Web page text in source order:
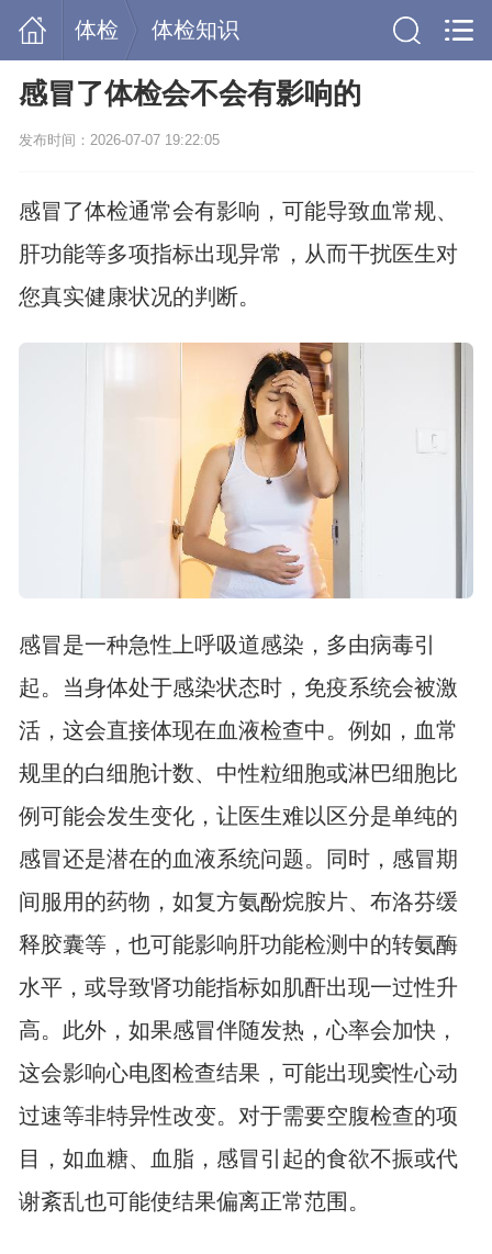
体检 体检知识
感冒了体检会不会有影响的
发布时间：2026-07-07 19:22:05
感冒了体检通常会有影响，可能导致血常规、
肝功能等多项指标出现异常，从而干扰医生对
您真实健康状况的判断。
感冒是一种急性上呼吸道感染，多由病毒引
起。当身体处于感染状态时，免疫系统会被激
活，这会直接体现在血液检查中。例如，血常
规里的白细胞计数、中性粒细胞或淋巴细胞比
例可能会发生变化，让医生难以区分是单纯的
感冒还是潜在的血液系统问题。同时，感冒期
间服用的药物，如复方氨酚烷胺片、布洛芬缓
释胶囊等，也可能影响肝功能检测中的转氨酶
水平，或导致肾功能指标如肌酐出现一过性升
高。此外，如果感冒伴随发热，心率会加快，
这会影响心电图检查结果，可能出现窦性心动
过速等非特异性改变。对于需要空腹检查的项
目，如血糖、血脂，感冒引起的食欲不振或代
谢紊乱也可能使结果偏离正常范围。